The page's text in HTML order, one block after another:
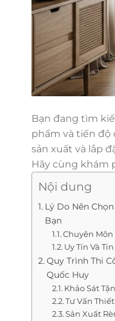
Bạn đang tìm
phẩm và tiến độ
sản xuất và lắp
Hãy cùng khám
Nội dung
Lý Do Nên
Bạn
Chuyên
Uy Tín Và
Quy Trình Thi
Quốc Huy
Khảo Sát
Tư Vấn
Sản Xuất